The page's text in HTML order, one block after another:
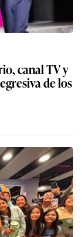
canal TV y
de los